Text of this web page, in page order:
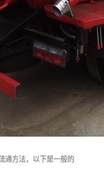
通方法，以下是一般的